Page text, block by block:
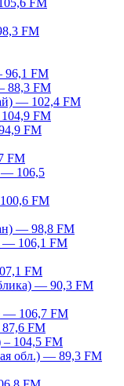
FM
FM
96,1 FM
88,3 FM
— 102,4 FM
FM
FM
FM
— 106,5
FM
— 98,8 FM
— 106,1 FM
FM
— 90,3 FM
— 106,7 FM
FM
– 104,5 FM
обл.) — 89,3 FM